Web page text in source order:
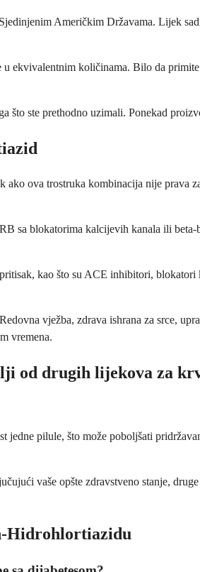
Američkim Državama. Lijek
ekvivalentnim količinama. Bilo da
ste prethodno uzimali. Ponekad
ova trostruka kombinacija nije prava
sa blokatorima kalcijevih kanala ili
kao što su ACE inhibitori,
vježba, zdrava ishrana za srce,
vremena.
od drugih lijekova za
pilule, što može poboljšati
vaše opšte zdravstveno stanje,
Hidrohlortiazidu